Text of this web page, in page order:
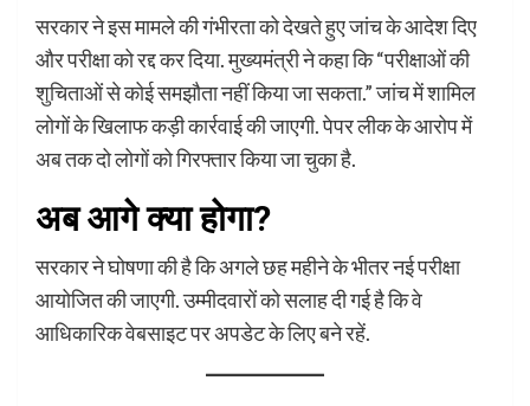
सरकार ने इस मामले की गंभीरता को देखते हुए जांच के आदेश दिए
और परीक्षा को रद्द कर दिया. मुख्यमंत्री ने कहा कि “परीक्षाओं की
शुचिताओं से कोई समझौता नहीं किया जा सकता.” जांच में शामिल
लोगों के खिलाफ कड़ी कार्रवाई की जाएगी. पेपर लीक के आरोप में
अब तक दो लोगों को गिरफ्तार किया जा चुका है.
अब आगे क्या होगा?
सरकार ने घोषणा की है कि अगले छह महीने के भीतर नई परीक्षा
आयोजित की जाएगी. उम्मीदवारों को सलाह दी गई है कि वे
आधिकारिक वेबसाइट पर अपडेट के लिए बने रहें.